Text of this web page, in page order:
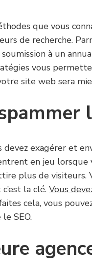
que vous
de recherche.
à un
vous
site web sera
exagérer et
en jeu
plus de
la clé. Vous
cela, vous
SEO.